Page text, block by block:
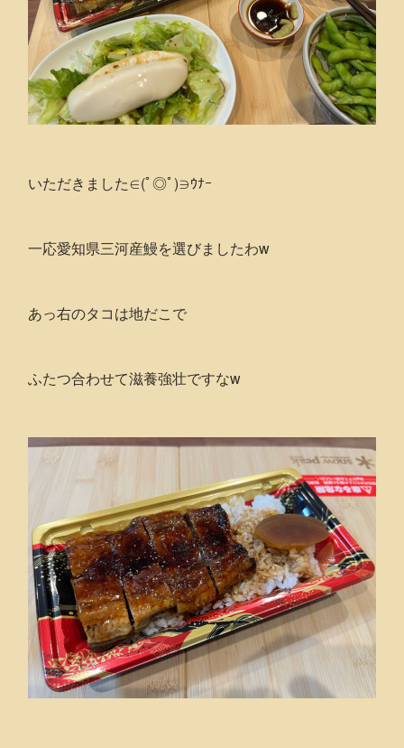
いただきました∈(ﾟ◎ﾟ)∋ｳﾅｰ
一応愛知県三河産鰻を選びましたわw
あっ右のタコは地だこで
ふたつ合わせて滋養強壮ですなw